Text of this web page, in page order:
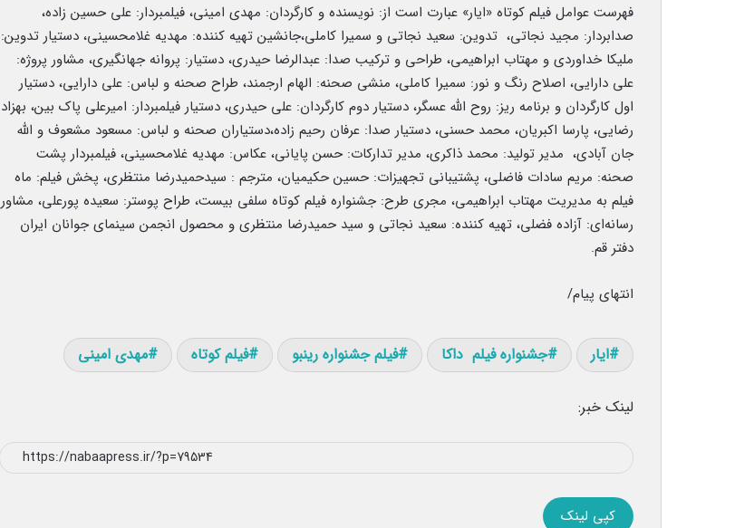
فهرست عوامل فیلم کوتاه «ایار» عبارت است از: نویسنده و کارگردان: مهدی امینی، فیلمبردار: علی حسین زاده،
صدابردار: مجید نجاتی، تدوین: سعید نجاتی و سمیرا کاملی،جانشین تهیه کننده: مهدیه غلامحسینی، دستیار تدوین:
ملیکا خداوردی و مهتاب ابراهیمی، طراحی و ترکیب صدا: عبدالرضا حیدری، دستیار: پروانه جهانگیری، مشاور پروژه:
علی دارایی، اصلاح رنگ و نور: سمیرا کاملی، منشی صحنه: الهام ارجمند، طراح صحنه و لباس: علی دارایی، دستیار
اول کارگردان و برنامه ریز: روح الله عسگر، دستیار دوم کارگردان: علی حیدری، دستیار فیلمبردار: امیرعلی پاک بین، بهزاد
رضایی، پارسا اکبریان، محمد حسنی، دستیار صدا: عرفان رحیم زاده،دستیاران صحنه و لباس: مسعود مشعوف و الله
جان آبادی، مدیر تولید: محمد ذاکری، مدیر تدارکات: حسن پایانی، عکاس: مهدیه غلامحسینی، فیلمبردار پشت
صحنه: مریم سادات فاضلی، پشتیبانی تجهیزات: حسین حکیمیان، مترجم : سیدحمیدرضا منتظری، پخش فیلم: ماه
فیلم به مدیریت مهتاب ابراهیمی، مجری طرح: جشنواره فیلم کوتاه سلفی بیست، طراح پوستر: سعیده پورعلی، مشاور
رسانه‌ای: آزاده فضلی، تهیه کننده: سعید نجاتی و سید حمیدرضا منتظری و محصول انجمن سینمای جوانان ایران
دفتر قم.
انتهای پیام/
ایار جشنواره‌ فیلم داکا فیلم جشنواره رینبو فیلم کوتاه مهدی امینی
لینک خبر:
کپی لینک